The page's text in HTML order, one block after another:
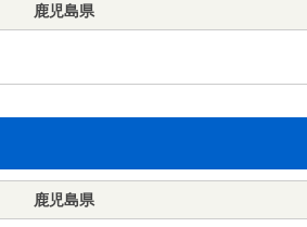
鹿児島県
鹿児島県